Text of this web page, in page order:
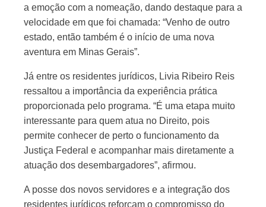
a emoção com a nomeação, dando destaque para a
velocidade em que foi chamada: “Venho de outro
estado, então também é o início de uma nova
aventura em Minas Gerais”.
Já entre os residentes jurídicos, Livia Ribeiro Reis
ressaltou a importância da experiência prática
proporcionada pelo programa. “É uma etapa muito
interessante para quem atua no Direito, pois
permite conhecer de perto o funcionamento da
Justiça Federal e acompanhar mais diretamente a
atuação dos desembargadores”, afirmou.
A posse dos novos servidores e a integração dos
residentes jurídicos reforçam o compromisso do